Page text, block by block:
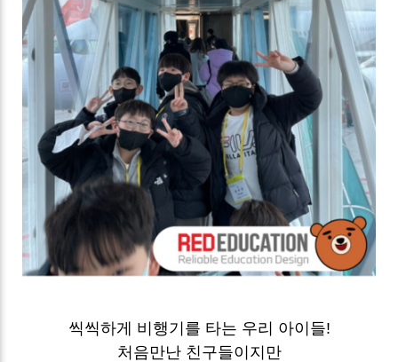
씩씩하게 비행기를 타는 우리 아이들!
처음만난 친구들이지만